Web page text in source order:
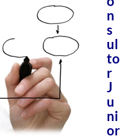
n
s
ul
to
r
J
u
ni
or